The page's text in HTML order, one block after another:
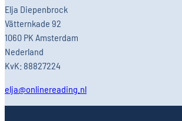
Elja Diepenbrock
Vätternkade 92
1060 PK Amsterdam
Nederland
KvK: 88827224
elja@onlinereading.nl